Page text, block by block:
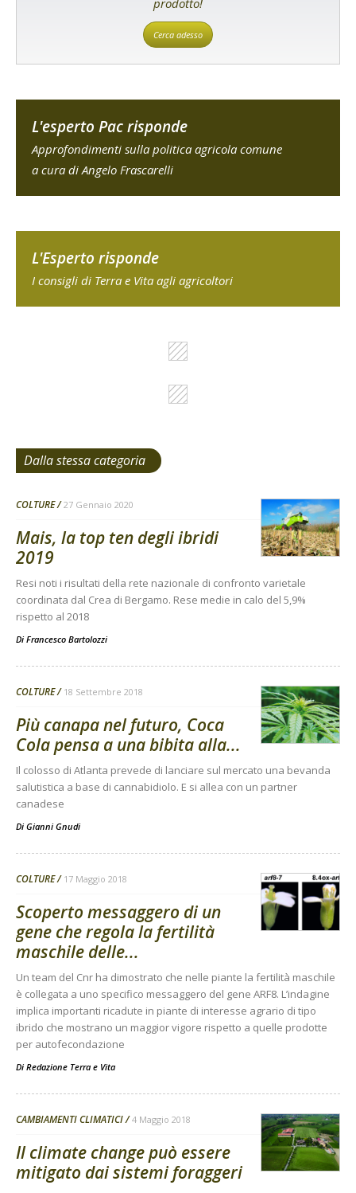
prodotto!
Cerca adesso
L'esperto Pac risponde
Approfondimenti sulla politica agricola comune
a cura di Angelo Frascarelli
L'Esperto risponde
I consigli di Terra e Vita agli agricoltori
Dalla stessa categoria
COLTURE 27 Gennaio 2020
Mais, la top ten degli ibridi
2019
Resi noti i risultati della rete nazionale di confronto varietale
coordinata dal Crea di Bergamo. Rese medie in calo del 5,9%
rispetto al 2018
Di Francesco Bartolozzi
COLTURE 18 Settembre 2018
Più canapa nel futuro, Coca
Cola pensa a una bibita alla...
Il colosso di Atlanta prevede di lanciare sul mercato una bevanda
salutistica a base di cannabidiolo. E si allea con un partner
canadese
Di Gianni Gnudi
COLTURE 17 Maggio 2018
Scoperto messaggero di un
gene che regola la fertilità
maschile delle...
Un team del Cnr ha dimostrato che nelle piante la fertilità maschile
è collegata a uno specifico messaggero del gene ARF8. L’indagine
implica importanti ricadute in piante di interesse agrario di tipo
ibrido che mostrano un maggior vigore rispetto a quelle prodotte
per autofecondazione
Di Redazione Terra e Vita
CAMBIAMENTI CLIMATICI 4 Maggio 2018
Il climate change può essere
mitigato dai sistemi foraggeri